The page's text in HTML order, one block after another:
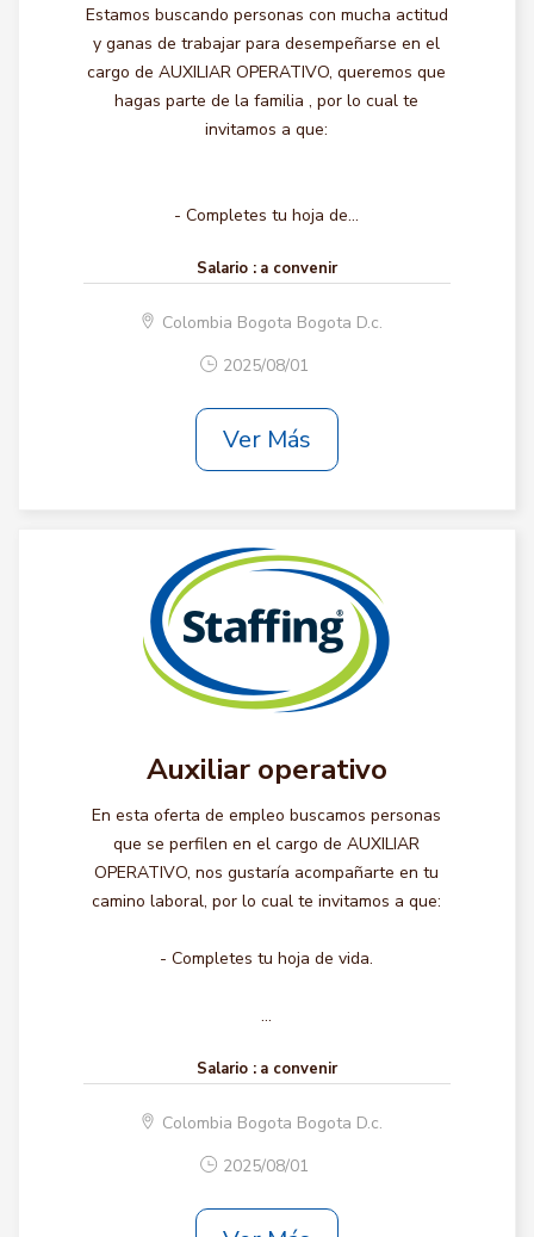
Estamos buscando personas con mucha actitud
y ganas de trabajar para desempeñarse en el
cargo de AUXILIAR OPERATIVO, queremos que
hagas parte de la familia , por lo cual te
invitamos a que:
- Completes tu hoja de...
Salario : a convenir
Colombia Bogota Bogota D.c.
2025/08/01
Ver Más
Auxiliar operativo
En esta oferta de empleo buscamos personas
que se perfilen en el cargo de AUXILIAR
OPERATIVO, nos gustaría acompañarte en tu
camino laboral, por lo cual te invitamos a que:
- Completes tu hoja de vida.
...
Salario : a convenir
Colombia Bogota Bogota D.c.
2025/08/01